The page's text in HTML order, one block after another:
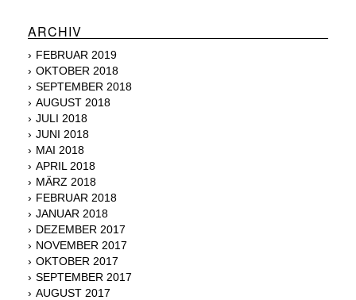
ARCHIV
FEBRUAR 2019
OKTOBER 2018
SEPTEMBER 2018
AUGUST 2018
JULI 2018
JUNI 2018
MAI 2018
APRIL 2018
MÄRZ 2018
FEBRUAR 2018
JANUAR 2018
DEZEMBER 2017
NOVEMBER 2017
OKTOBER 2017
SEPTEMBER 2017
AUGUST 2017